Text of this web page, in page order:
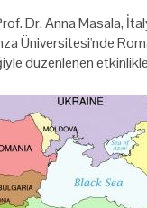
Dr. Anna Masala,
Üniversitesi'nde
düzenlenen etkinlikle